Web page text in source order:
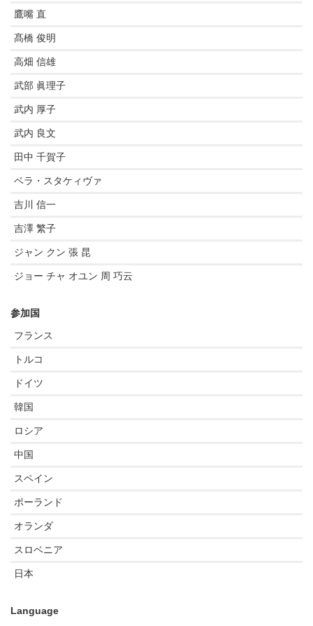
鷹嘴 直
髙橋 俊明
高畑 信雄
武部 眞理子
武内 厚子
武内 良文
田中 千賀子
ベラ・スタケィヴァ
吉川 信一
吉澤 繁子
ジャン クン 張 昆
ジョー チャ オユン 周 巧云
参加国
フランス
トルコ
ドイツ
韓国
ロシア
中国
スペイン
ポーランド
オランダ
スロベニア
日本
Language